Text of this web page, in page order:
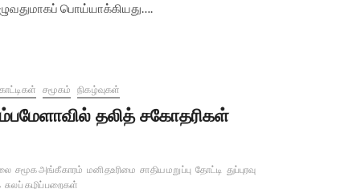
பொய்யாக்கியது….
சமூகம் நிகழ்வுகள்
தலித் சகோதரிகள்
சமூக அங்கீகாரம் மனிதஉரிமை சாதிய மறுப்பு தோட்டி துப்புரவு
சுலப் கழிப்பறைகள்